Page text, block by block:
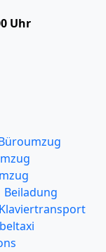
Uhr
Beiladung
Klaviertransport